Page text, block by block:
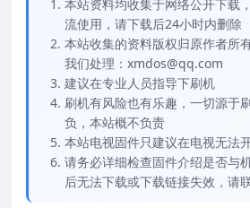
本站资料均收集于网络公开下载
流使用，请下载后24小时内删除
本站收集的资料版权归原作者所
我们处理：xmdos@qq.com
建议在专业人员指导下刷机
刷机有风险也有乐趣，一切源于
负，本站概不负责
本站电视固件只建议在电视无法
请务必详细检查固件介绍是否与
后无法下载或下载链接失效，请